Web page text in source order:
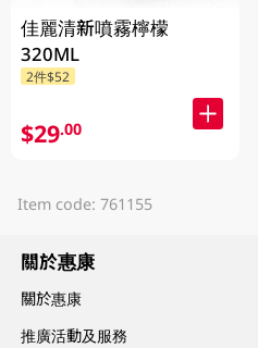
佳麗清新噴霧檸檬
320ML
2件$52
$29.00
Item code: 761155
關於惠康
關於惠康
推廣活動及服務